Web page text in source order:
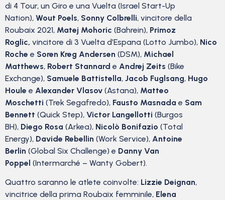
di 4 Tour, un Giro e una Vuelta (Israel Start-Up
Nation), Wout Poels, Sonny Colbrelli, vincitore della
Roubaix 2021, Matej Mohoric (Bahrein), Primoz
Roglic, vincitore di 3 Vuelta d’Espana (Lotto Jumbo), Nico
Roche e Soren Kreg Andersen (DSM), Michael
Matthews, Robert Stannard e Andrej Zeits (Bike
Exchange), Samuele Battistella, Jacob Fuglsang, Hugo
Houle e Alexander Vlasov (Astana), Matteo
Moschetti (Trek Segafredo), Fausto Masnada e Sam
Bennett (Quick Step), Victor Langellotti (Burgos
BH), Diego Rosa (Arkea), Nicolò Bonifazio (Total
Energy), Davide Rebellin (Work Service), Antoine
Berlin (Global Six Challenge) e Danny Van
Poppel (Intermarché – Wanty Gobert).
Quattro saranno le atlete coinvolte: Lizzie Deignan,
vincitrice della prima Roubaix femminile, Elena